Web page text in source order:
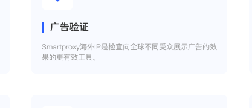
广告验证
Smartproxy海外IP是检查向全球不同受众展示广告的效
果的更有效工具。